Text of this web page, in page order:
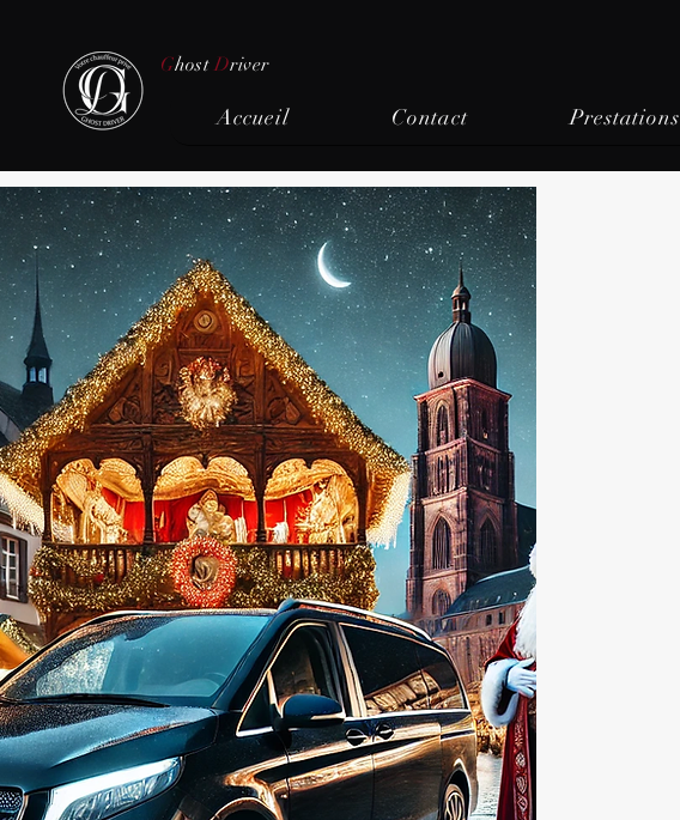
Ghost Driver
Accueil Contact Prestations